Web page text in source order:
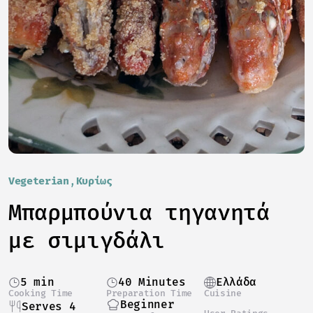
Vegeterian Κυρίως
Μπαρμπούνια τηγανητά
με σιμιγδάλι
5 min
Cooking Time
40 Minutes
Preparation Time
Ελλάδα
Cuisine
Serves 4 Beginner